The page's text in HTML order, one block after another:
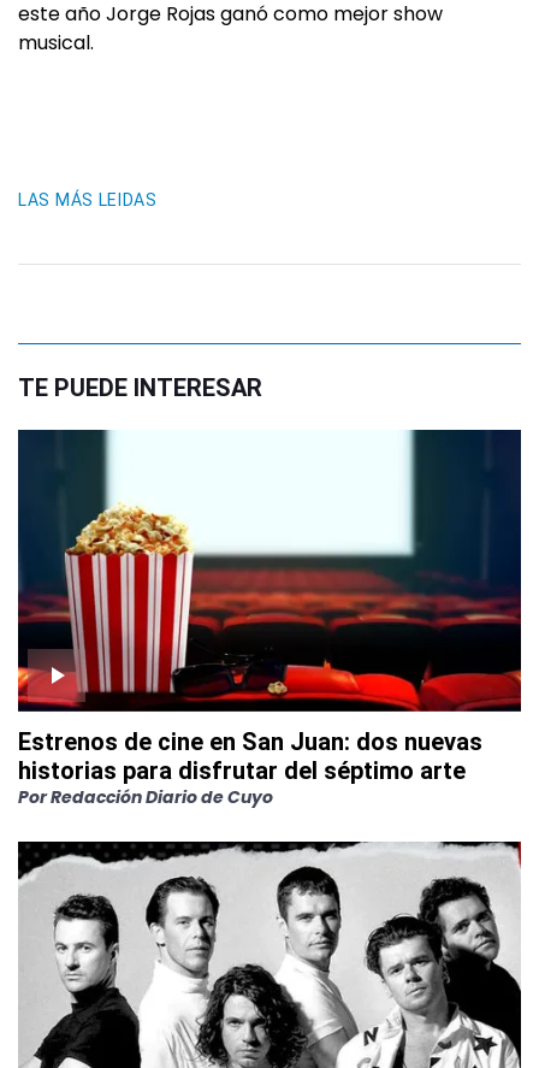
este año Jorge Rojas ganó como mejor show
musical.
LAS MÁS LEIDAS
TE PUEDE INTERESAR
Estrenos de cine en San Juan: dos nuevas
historias para disfrutar del séptimo arte
PorRedacción Diario de Cuyo